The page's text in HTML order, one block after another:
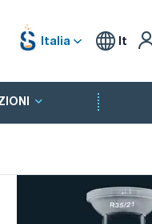
Italia It